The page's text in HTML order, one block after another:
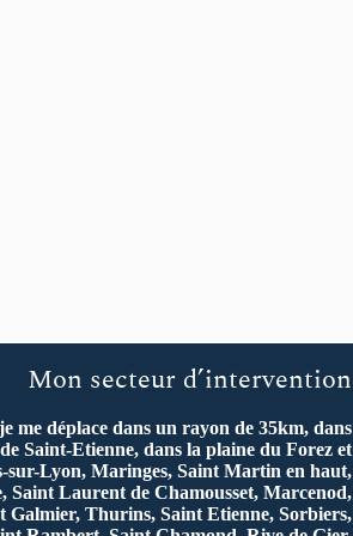
Mon secteur d’intervention
me déplace dans un rayon de 35km, dans
Saint-Etienne, dans la plaine du Forez et
sur-Lyon, Maringes, Saint Martin en haut,
Saint Laurent de Chamousset, Marcenod,
Galmier, Thurins, Saint Etienne, Sorbiers,